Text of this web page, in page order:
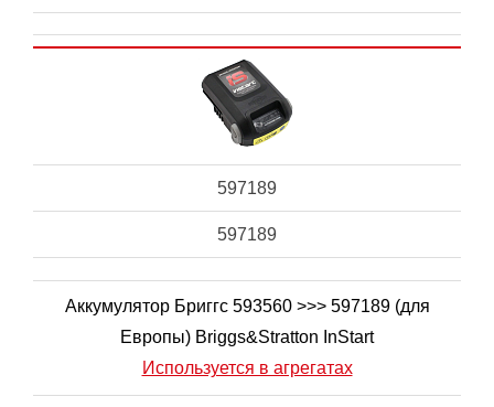
597189
597189
Аккумулятор Бриггс 593560 >>> 597189 (для
Европы) Briggs&Stratton InStart
Используется в агрегатах